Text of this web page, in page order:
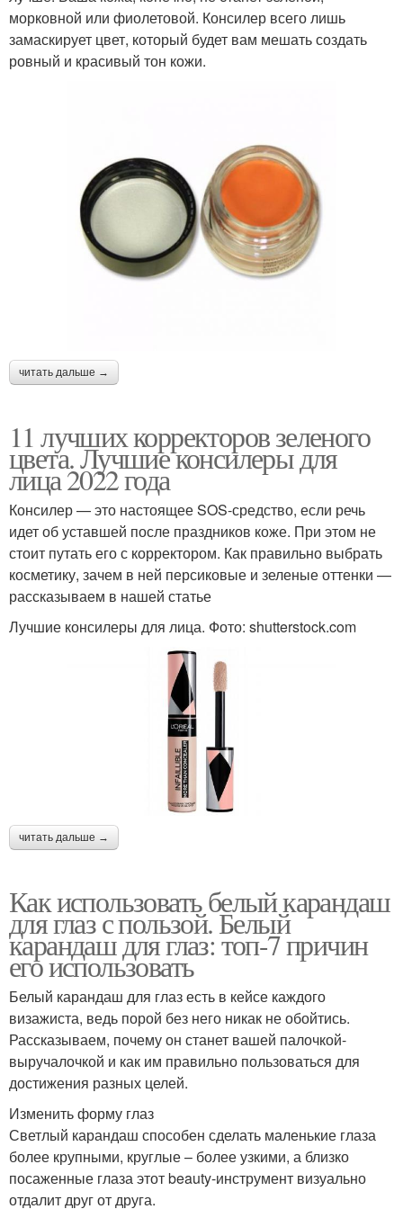
морковной или фиолетовой. Консилер всего лишь
замаскирует цвет, который будет вам мешать создать
ровный и красивый тон кожи.
читать дальше →
11 лучших корректоров зеленого
цвета. Лучшие консилеры для
лица 2022 года
Консилер — это настоящее SOS-средство, если речь
идет об уставшей после праздников коже. При этом не
стоит путать его с корректором. Как правильно выбрать
косметику, зачем в ней персиковые и зеленые оттенки —
рассказываем в нашей статье
Лучшие консилеры для лица. Фото: shutterstock.com
читать дальше →
Как использовать белый карандаш
для глаз с пользой. Белый
карандаш для глаз: топ-7 причин
его использовать
Белый карандаш для глаз есть в кейсе каждого
визажиста, ведь порой без него никак не обойтись.
Рассказываем, почему он станет вашей палочкой-
выручалочкой и как им правильно пользоваться для
достижения разных целей.
Изменить форму глаз
Светлый карандаш способен сделать маленькие глаза
более крупными, круглые – более узкими, а близко
посаженные глаза этот beauty-инструмент визуально
отдалит друг от друга.